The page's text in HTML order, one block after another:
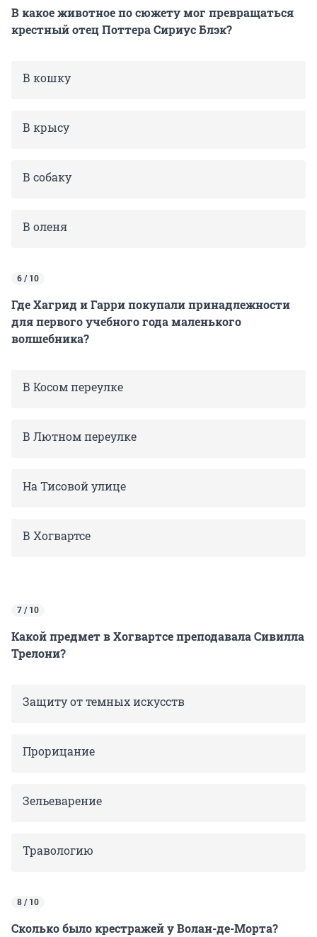
В какое животное по сюжету мог превращаться
крестный отец Поттера Сириус Блэк?
В кошку
В крысу
В собаку
В оленя
6 / 10
Где Хагрид и Гарри покупали принадлежности
для первого учебного года маленького
волшебника?
В Косом переулке
В Лютном переулке
На Тисовой улице
В Хогвартсе
7 / 10
Какой предмет в Хогвартсе преподавала Сивилла
Трелони?
Защиту от темных искусств
Прорицание
Зельеварение
Травологию
8 / 10
Сколько было крестражей у Волан-де-Морта?